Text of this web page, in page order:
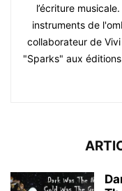
l’écriture
instruments de
collaborateur de
"Sparks" aux